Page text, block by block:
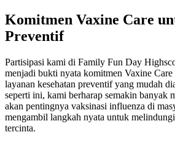
Komitmen Vaxine Care
Preventif
Partisipasi kami di Family Fun Day
menjadi bukti nyata komitmen Vaxine Care
layanan kesehatan preventif yang mudah
seperti ini, kami berharap semakin banyak
akan pentingnya vaksinasi influenza di
mengambil langkah nyata untuk
tercinta.